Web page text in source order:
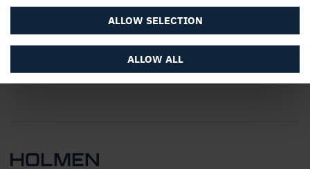
ALLOW ALL
ALLOW SELECTION